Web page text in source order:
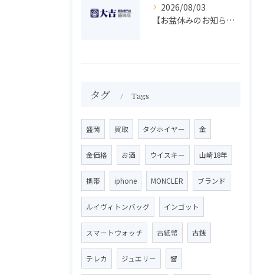
2026/08/03
【お盆休みのお知らせ】買取専門 大吉 盛岡店
タグ Tags
盛岡 買取 タグホイヤー 金
金価格 お酒 ウイスキー 山崎18年
携帯 iphone MONCLER ブランド
ルイヴィトンバッグ インゴット
スマートウォッチ 古紙幣 古銭
テレカ ジュエリー 響